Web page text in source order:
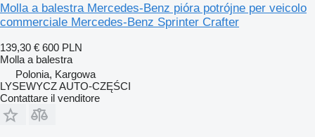
Molla a balestra Mercedes-Benz pióra potrójne per veicolo
commerciale Mercedes-Benz Sprinter Crafter
139,30 € 600 PLN
Molla a balestra
Polonia, Kargowa
LYSEWYCZ AUTO-CZĘŚCI
Contattare il venditore